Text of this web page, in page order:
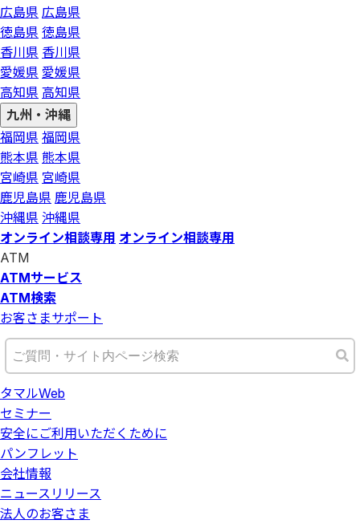
広島県 広島県
徳島県 徳島県
香川県 香川県
愛媛県 愛媛県
高知県 高知県
九州・沖縄
福岡県 福岡県
熊本県 熊本県
宮崎県 宮崎県
鹿児島県 鹿児島県
沖縄県 沖縄県
オンライン相談専用 オンライン相談専用
ATM
ATMサービス
ATM検索
お客さまサポート
タマルWeb
セミナー
安全にご利用いただくために
パンフレット
会社情報
ニュースリリース
法人のお客さま